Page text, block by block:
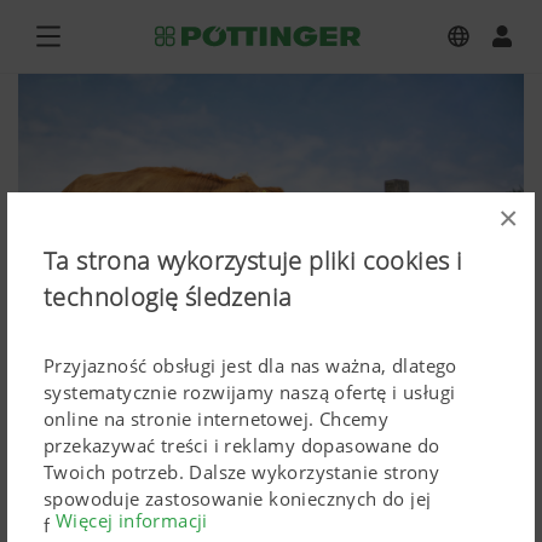
×
Ta strona wykorzystuje pliki cookies i
technologię śledzenia
Przyjazność obsługi jest dla nas ważna, dlatego
systematycznie rozwijamy naszą ofertę i usługi
online na stronie internetowej. Chcemy
przekazywać treści i reklamy dopasowane do
Twoich potrzeb. Dalsze wykorzystanie strony
spowoduje zastosowanie koniecznych do jej
funkcjonowania Cokkies. Spersonalizowane
Więcej informacji
NOVACAT F 3100 ALPIN
Zdjęcia (wysokiej rozdzielczości)